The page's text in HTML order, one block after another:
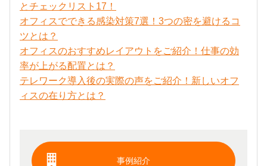
とチェックリスト17！
オフィスでできる感染対策7選！3つの密を避けるコ
ツとは？
オフィスのおすすめレイアウトをご紹介！仕事の効
率が上がる配置とは？
テレワーク導入後の実際の声をご紹介！新しいオフ
ィスの在り方とは？
事例紹介